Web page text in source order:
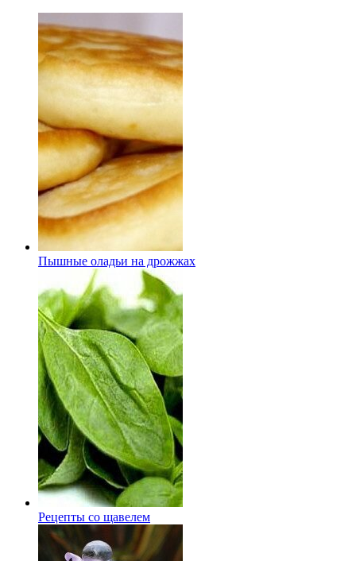
Пышные оладьи на дрожжах
Рецепты со щавелем